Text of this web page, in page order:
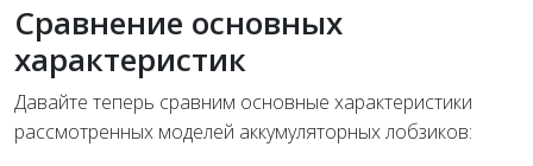
Сравнение основных
характеристик
Давайте теперь сравним основные характеристики
рассмотренных моделей аккумуляторных лобзиков: